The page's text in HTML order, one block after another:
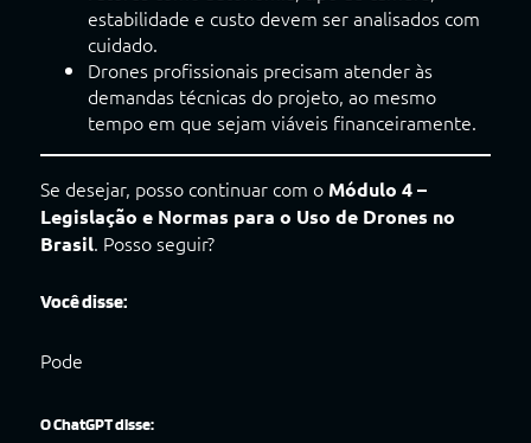
estabilidade e custo devem ser analisados com
cuidado.
Drones profissionais precisam atender às
demandas técnicas do projeto, ao mesmo
tempo em que sejam viáveis financeiramente.
Se desejar, posso continuar com o Módulo 4 –
Legislação e Normas para o Uso de Drones no
Brasil. Posso seguir?
Você disse:
Pode
O ChatGPT disse: